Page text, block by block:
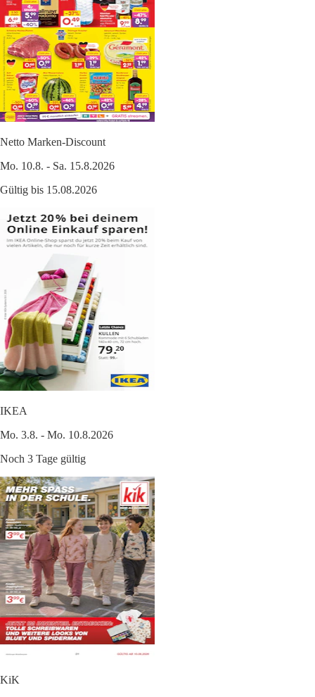
Netto Marken-Discount
Mo. 10.8. - Sa. 15.8.2026
Gültig bis 15.08.2026
IKEA
Mo. 3.8. - Mo. 10.8.2026
Noch 3 Tage gültig
KiK